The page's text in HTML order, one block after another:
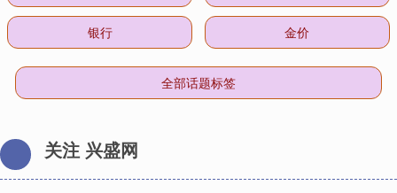
银行 金价
全部话题标签
关注 兴盛网